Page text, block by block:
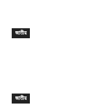
জাতীয়
জাতীয়